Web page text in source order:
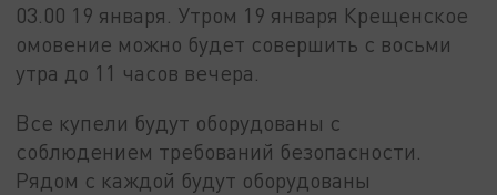
03.00 19 января. Утром 19 января Крещенское
омовение можно будет совершить с восьми
утра до 11 часов вечера.
Все купели будут оборудованы с
соблюдением требований безопасности.
Рядом с каждой будут оборудованы